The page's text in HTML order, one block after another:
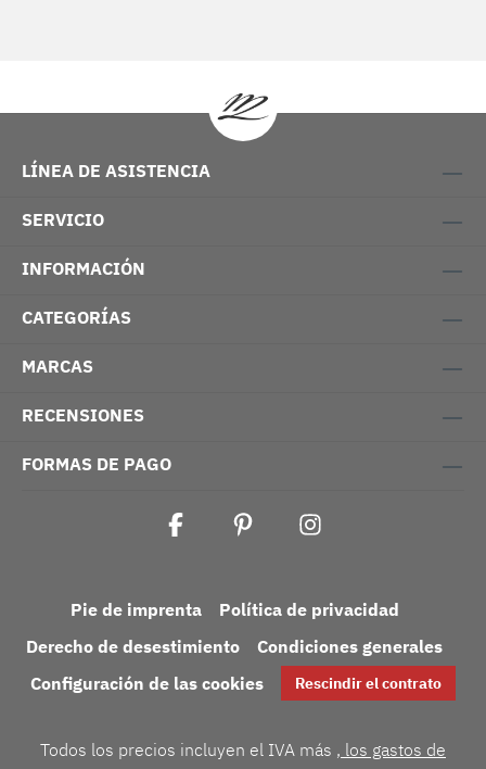
LÍNEA DE ASISTENCIA
SERVICIO
INFORMACIÓN
CATEGORÍAS
MARCAS
RECENSIONES
FORMAS DE PAGO
Pie de imprenta
Política de privacidad
Derecho de desestimiento
Condiciones generales
Configuración de las cookies
Rescindir el contrato
Todos los precios incluyen el IVA más , los gastos de